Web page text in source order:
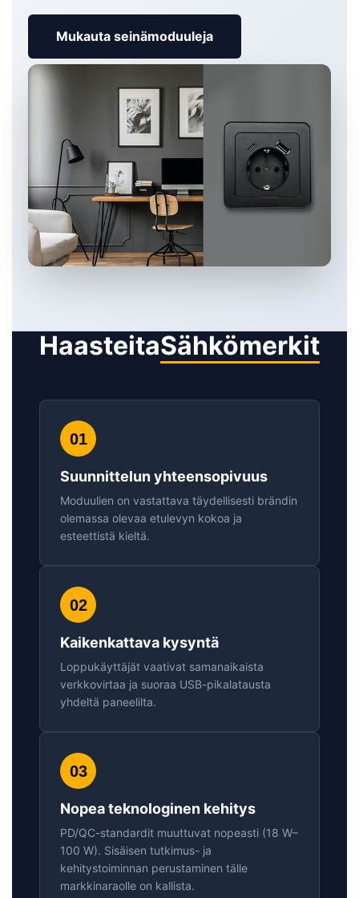
Mukauta seinämoduuleja
HaasteitaSähkömerkit
01
Suunnittelun yhteensopivuus
Moduulien on vastattava täydellisesti brändin
olemassa olevaa etulevyn kokoa ja
esteettistä kieltä.
02
Kaikenkattava kysyntä
Loppukäyttäjät vaativat samanaikaista
verkkovirtaa ja suoraa USB-pikalatausta
yhdeltä paneelilta.
03
Nopea teknologinen kehitys
PD/QC-standardit muuttuvat nopeasti (18 W–
100 W). Sisäisen tutkimus- ja
kehitystoiminnan perustaminen tälle
markkinaraolle on kallista.